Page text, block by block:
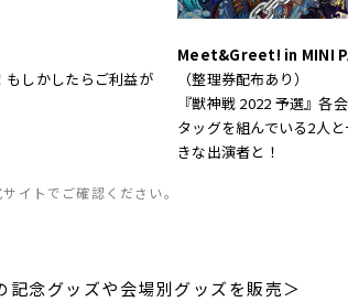
もしかしたらご利益が
Meet&Greet! in MINI
（整理券配布あり）
『獣神戦 2022 予選』各
タッグを組んでいる2人
きな出演者と！
イトでご確認ください。
念グッズや会場別グッズを販売＞